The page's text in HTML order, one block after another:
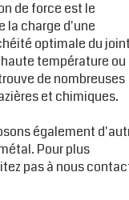
de force est le
la charge d'une
optimale du
température ou
de nombreuses
et chimiques.
également
Pour plus
pas à nous